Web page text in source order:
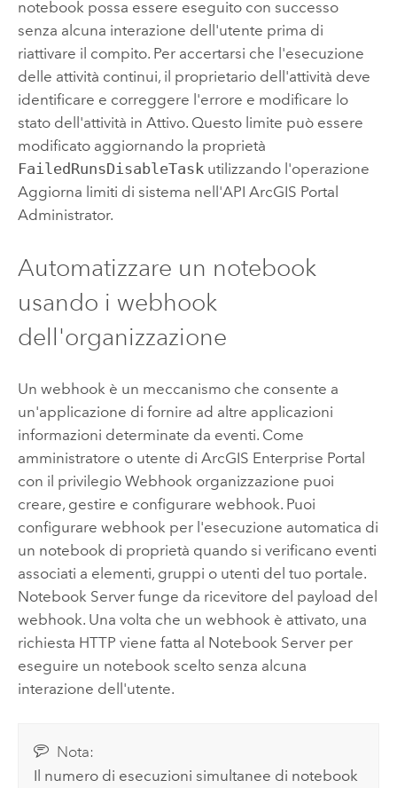
notebook possa essere eseguito con successo
senza alcuna interazione dell'utente prima di
riattivare il compito. Per accertarsi che l'esecuzione
delle attività continui, il proprietario dell'attività deve
identificare e correggere l'errore e modificare lo
stato dell'attività in Attivo. Questo limite può essere
modificato aggiornando la proprietà
FailedRunsDisableTaskutilizzando l'operazione
Aggiorna limiti di sistema nell'API ArcGIS Portal
Administrator.
Automatizzare un notebook
usando i webhook
dell'organizzazione
Un webhook è un meccanismo che consente a
un'applicazione di fornire ad altre applicazioni
informazioni determinate da eventi. Come
amministratore o utente di ArcGIS Enterprise Portal
con il privilegio Webhook organizzazione puoi
creare, gestire e configurare webhook. Puoi
configurare webhook per l'esecuzione automatica di
un notebook di proprietà quando si verificano eventi
associati a elementi, gruppi o utenti del tuo portale.
Notebook Serverfunge da ricevitore del payload del
webhook. Una volta che un webhook è attivato, una
richiesta HTTP viene fatta al Notebook Serverper
eseguire un notebook scelto senza alcuna
interazione dell'utente.
Nota:
Il numero di esecuzioni simultanee di notebook